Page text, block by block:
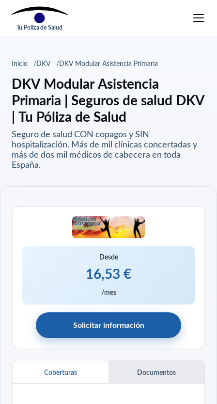
Tu Poliza de Salud
Inicio DKV DKV Modular Asistencia Primaria
DKV Modular Asistencia
Primaria | Seguros de salud DKV
| Tu Póliza de Salud
Seguro de salud CON copagos y SIN
hospitalización. Más de mil clínicas concertadas y
más de dos mil médicos de cabecera en toda
España.
Coberturas Documentos
Desde
16,53 €
/mes
Solicitar información